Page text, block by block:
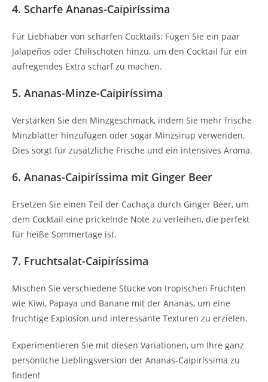
4. Scharfe Ananas-Caipiríssima
Für Liebhaber von scharfen Cocktails: Fügen Sie ein paar
Jalapeños oder Chilischoten hinzu, um den Cocktail für ein
aufregendes Extra scharf zu machen.
5. Ananas-Minze-Caipiríssima
Verstärken Sie den Minzgeschmack, indem Sie mehr frische
Minzblätter hinzufügen oder sogar Minzsirup verwenden.
Dies sorgt für zusätzliche Frische und ein intensives Aroma.
6. Ananas-Caipiríssima mit Ginger Beer
Ersetzen Sie einen Teil der Cachaça durch Ginger Beer, um
dem Cocktail eine prickelnde Note zu verleihen, die perfekt
für heiße Sommertage ist.
7. Fruchtsalat-Caipiríssima
Mischen Sie verschiedene Stücke von tropischen Früchten
wie Kiwi, Papaya und Banane mit der Ananas, um eine
fruchtige Explosion und interessante Texturen zu erzielen.
Experimentieren Sie mit diesen Variationen, um Ihre ganz
persönliche Lieblingsversion der Ananas-Caipiríssima zu
finden!